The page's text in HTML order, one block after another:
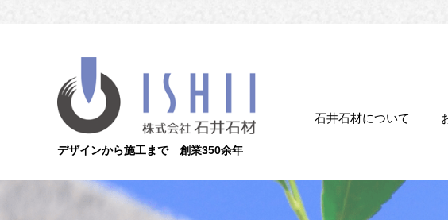
デザインから施工まで 創業350余年
石井石材について